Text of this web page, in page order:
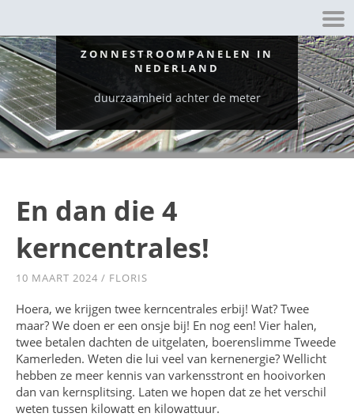
ZONNESTROOMPANELEN IN
NEDERLAND
duurzaamheid achter de meter
En dan die 4
kerncentrales!
10 MAART 2024 / FLORIS
Hoera, we krijgen twee kerncentrales erbij! Wat? Twee
maar? We doen er een onsje bij! En nog een! Vier halen,
twee betalen dachten de uitgelaten, boerenslimme Tweede
Kamerleden. Weten die lui veel van kernenergie? Wellicht
hebben ze meer kennis van varkensstront en hooivorken
dan van kernsplitsing. Laten we hopen dat ze het verschil
weten tussen kilowatt en kilowattuur.